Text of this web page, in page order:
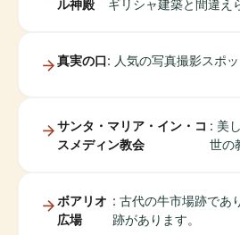
ル神殿
ギリシャ建築と間違え
真実の口: 人気の写真撮影スポッ
サンタ・マリア・イン・コ
スメディン教会
: 美
世の
ボアリオ
広場
: 古代の牛市場跡であ
跡があります。